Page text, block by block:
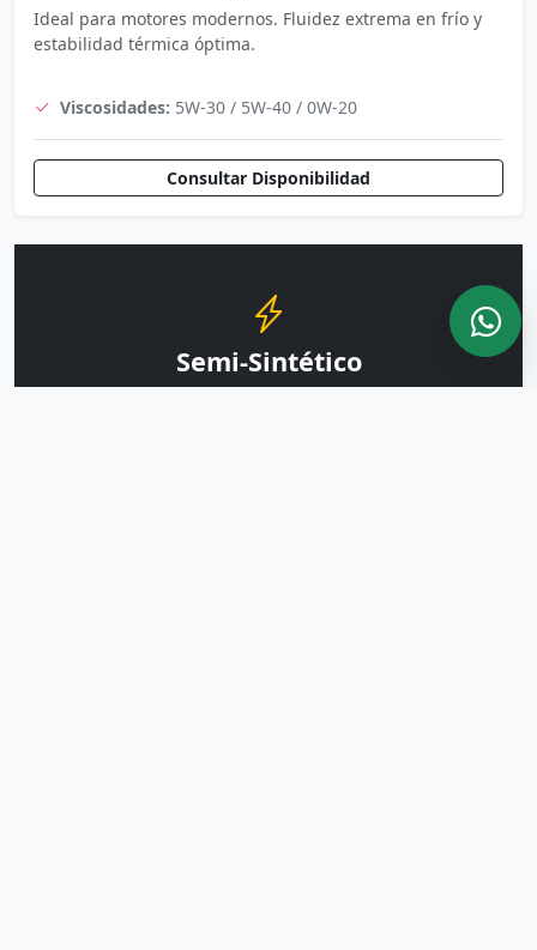
Ideal para motores modernos. Fluidez extrema en frío y
estabilidad térmica óptima.
Viscosidades: 5W-30 / 5W-40 / 0W-20
Consultar Disponibilidad
Semi-Sintético